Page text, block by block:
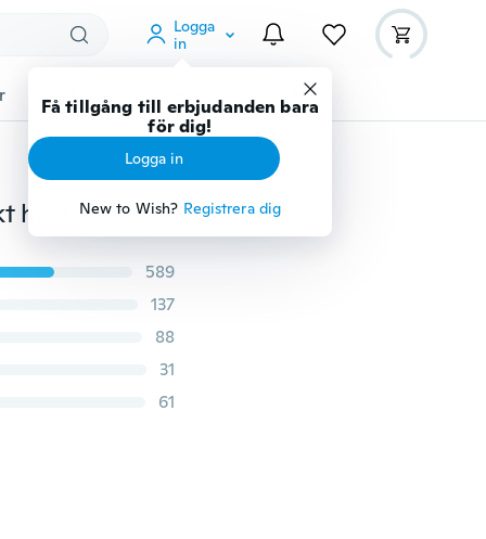
Logga
in
Få tillgång till erbjudanden bara
för dig!
Logga in
New to Wish? Registrera dig
Djurtillbehör Teknikprylar Mer
24 "60cm Ombre Kanekalon Jumbo Flätning Syntetiskt hårförlängning Afrikansk fläta
589
137
88
31
61